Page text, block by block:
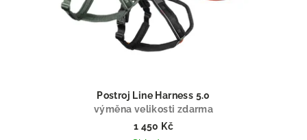
Postroj Line Harness 5.0
výměna velikosti zdarma
1 450 Kč